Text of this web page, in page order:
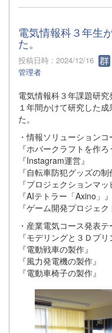
電気情報科３年生
た。
投稿日時 : 2024/12/16
管理者
電気情報科３年課題研究
１年間かけて研究した
た。
・情報ソリューション
『ホバークラフトを作ろ
『Instagram運営』
『自転車防犯グッズの制
『プロジェクションマッ
『AIテトラー「Axino」』
『ゲーム開発プロジェク
・産業電気コース発表テ
『モデリングと３Ｄプリ
『電動戦車の製作』
『風力発電機の製作』
『電動車椅子の製作』